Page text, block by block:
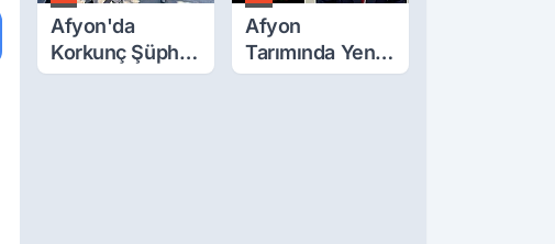
Afyon'da
Korkunç Şüphe!
Düştü Mü,
Afyon
Tarımında Yeni
Ürünler Yolda